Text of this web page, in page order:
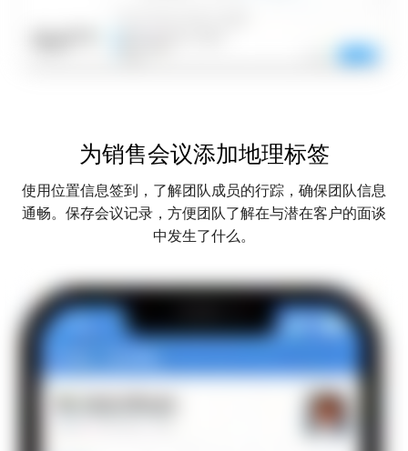
为销售会议添加地理标签
使用位置信息签到，了解团队成员的行踪，确保团队信息
通畅。保存会议记录，方便团队了解在与潜在客户的面谈
中发生了什么。